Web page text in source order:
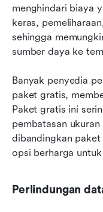
menghindari biaya
keras,
sehingga
sumber daya ke
Banyak penyedia
paket gratis,
Paket gratis ini
pembatasan
dibandingkan
opsi berharga
Perlindungan